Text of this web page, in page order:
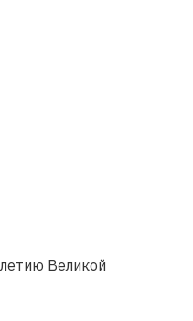
Великой